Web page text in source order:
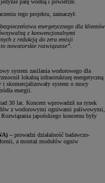
parę wodną i powietrze.
tego projektu, zaznaczył:
energetycznego dla klientów
z konwencjonalnymi
z redukcją do zera emisji
nowatorskie rozwiązanie”.
system zasilania wodorowego dla
lokalną infrastrukturę energetyczną
i skomercjalizowały system o mocy
energii.
30 lat. Koncern wprowadził na rynek
z wodorowymi ogniwami paliwowymi,
japońskiego koncernu były
– prowadzi działalność badawczo-
a montaż modułów ogniw